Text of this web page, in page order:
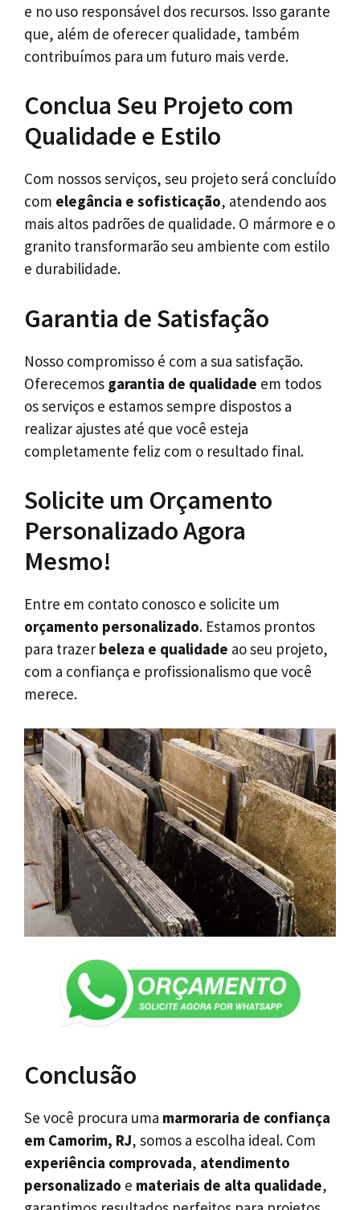
e no uso responsável dos recursos. Isso garante
que, além de oferecer qualidade, também
contribuímos para um futuro mais verde.
Conclua Seu Projeto com
Qualidade e Estilo
Com nossos serviços, seu projeto será concluído
com elegância e sofisticação, atendendo aos
mais altos padrões de qualidade. O mármore e o
granito transformarão seu ambiente com estilo
e durabilidade.
Garantia de Satisfação
Nosso compromisso é com a sua satisfação.
Oferecemos garantia de qualidade em todos
os serviços e estamos sempre dispostos a
realizar ajustes até que você esteja
completamente feliz com o resultado final.
Solicite um Orçamento
Personalizado Agora
Mesmo!
Entre em contato conosco e solicite um
orçamento personalizado. Estamos prontos
para trazer beleza e qualidade ao seu projeto,
com a confiança e profissionalismo que você
merece.
Conclusão
Se você procura uma marmoraria de confiança
em Camorim, RJ, somos a escolha ideal. Com
experiência comprovada, atendimento
personalizado e materiais de alta qualidade,